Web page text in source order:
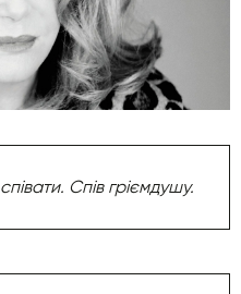
Спів гріємдушу.